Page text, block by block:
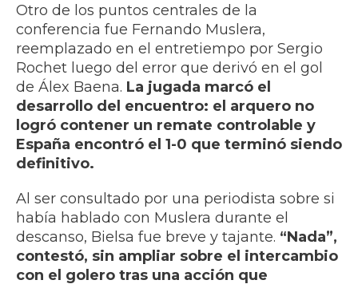
Otro de los puntos centrales de la
conferencia fue Fernando Muslera,
reemplazado en el entretiempo por Sergio
Rochet luego del error que derivó en el gol
de Álex Baena. La jugada marcó el
desarrollo del encuentro: el arquero no
logró contener un remate controlable y
España encontró el 1-0 que terminó siendo
definitivo.
Al ser consultado por una periodista sobre si
había hablado con Muslera durante el
descanso, Bielsa fue breve y tajante. “Nada”,
contestó, sin ampliar sobre el intercambio
con el golero tras una acción que